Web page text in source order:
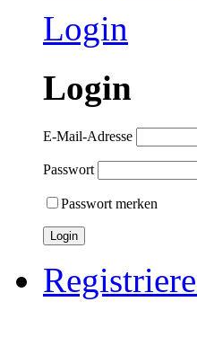
Login
Login
E-Mail-Adresse
Passwort
Passwort merken
Login